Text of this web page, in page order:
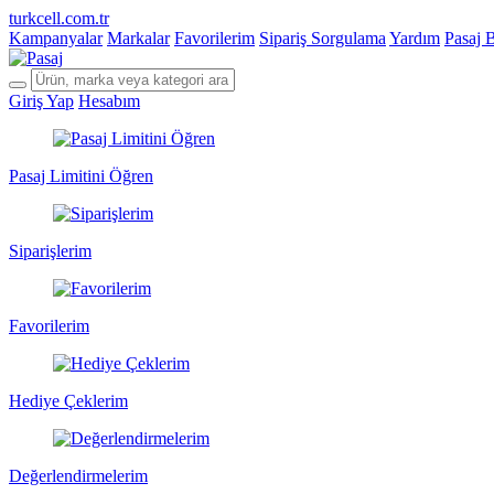
turkcell.com.tr
Kampanyalar Markalar Favorilerim Sipariş Sorgulama Yardım Pasaj
Giriş Yap Hesabım
Pasaj Limitini Öğren
Siparişlerim
Favorilerim
Hediye Çeklerim
Değerlendirmelerim